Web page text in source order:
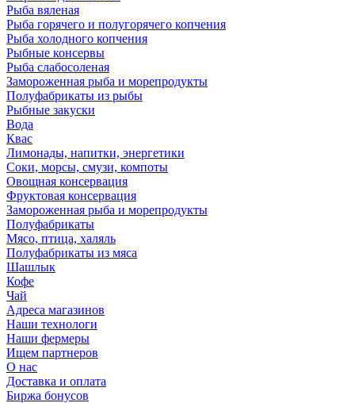
Рыба вяленая
Рыба горячего и полугорячего копчения
Рыба холодного копчения
Рыбные консервы
Рыба слабосоленая
Замороженная рыба и морепродукты
Полуфабрикаты из рыбы
Рыбные закуски
Вода
Квас
Лимонады, напитки, энергетики
Соки, морсы, смузи, компоты
Овощная консервация
Фруктовая консервация
Замороженная рыба и морепродукты
Полуфабрикаты
Мясо, птица, халяль
Полуфабрикаты из мяса
Шашлык
Кофе
Чай
Адреса магазинов
Наши технологи
Наши фермеры
Ищем партнеров
О нас
Доставка и оплата
Биржа бонусов